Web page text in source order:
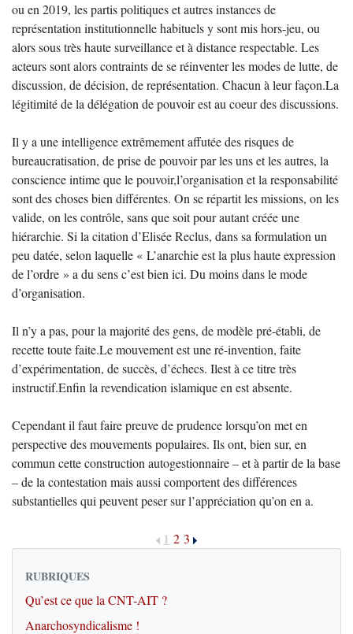
ou en 2019, les partis politiques et autres instances de
représentation institutionnelle habituels y sont mis hors-jeu, ou
alors sous très haute surveillance et à distance respectable. Les
acteurs sont alors contraints de se réinventer les modes de lutte, de
discussion, de décision, de représentation. Chacun à leur façon.La
légitimité de la délégation de pouvoir est au coeur des discussions.
Il y a une intelligence extrêmement affutée des risques de
bureaucratisation, de prise de pouvoir par les uns et les autres, la
conscience intime que le pouvoir,l’organisation et la responsabilité
sont des choses bien différentes. On se répartit les missions, on les
valide, on les contrôle, sans que soit pour autant créée une
hiérarchie. Si la citation d’Elisée Reclus, dans sa formulation un
peu datée, selon laquelle « L’anarchie est la plus haute expression
de l’ordre » a du sens c’est bien ici. Du moins dans le mode
d’organisation.
Il n’y a pas, pour la majorité des gens, de modèle pré-établi, de
recette toute faite.Le mouvement est une ré-invention, faite
d’expérimentation, de succès, d’échecs. Ilest à ce titre très
instructif.Enfin la revendication islamique en est absente.
Cependant il faut faire preuve de prudence lorsqu’on met en
perspective des mouvements populaires. Ils ont, bien sur, en
commun cette construction autogestionnaire – et à partir de la base
– de la contestation mais aussi comportent des différences
substantielles qui peuvent peser sur l’appréciation qu’on en a.
1 2 3
RUBRIQUES
Qu’est ce que la CNT-AIT ?
Anarchosyndicalisme !